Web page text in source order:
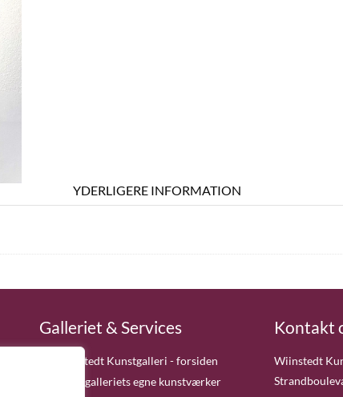
YDERLIGERE INFORMATION
Galleriet & Services
Wiinstedt Kunstgalleri - forsiden
Kunstgalleriets egne kunstværker
Kontakt
Wiinstedt